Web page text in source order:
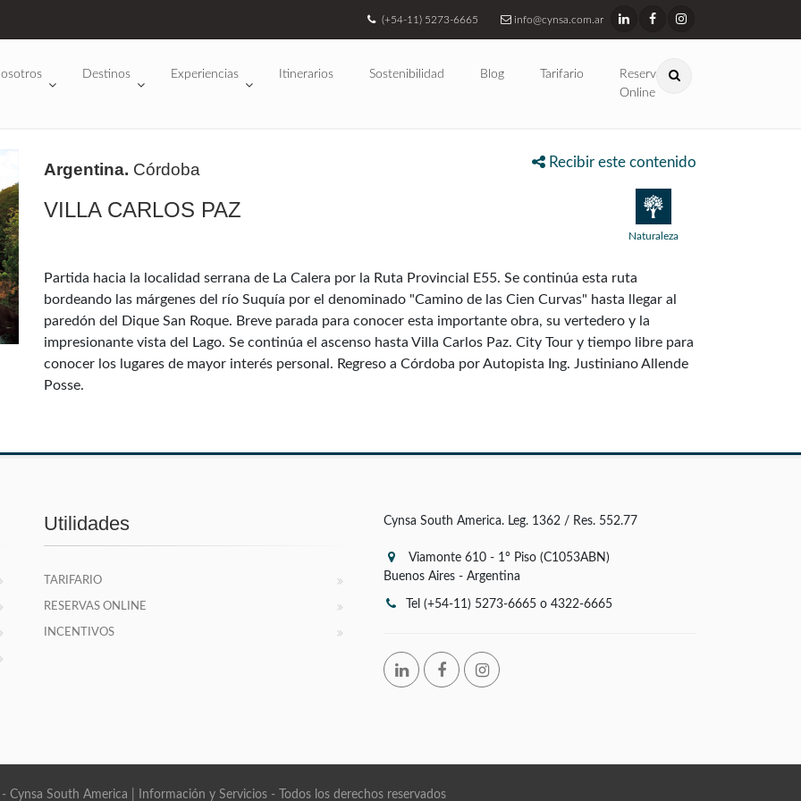
(+54-11) 5273-6665 info@cynsa.com.ar
Destinos Experiencias Itinerarios Sostenibilidad Blog Tarifario
Reservas
Online
Recibir este contenido
Argentina. Córdoba
VILLA CARLOS PAZ
Naturaleza
Partida hacia la localidad serrana de La Calera por la Ruta Provincial E55. Se continúa esta ruta
bordeando las márgenes del río Suquía por el denominado "Camino de las Cien Curvas" hasta llegar al
paredón del Dique San Roque. Breve parada para conocer esta importante obra, su vertedero y la
impresionante vista del Lago. Se continúa el ascenso hasta Villa Carlos Paz. City Tour y tiempo libre para
conocer los lugares de mayor interés personal. Regreso a Córdoba por Autopista Ing. Justiniano Allende
Posse.
Utilidades
TARIFARIO
RESERVAS ONLINE
INCENTIVOS
Cynsa South America. Leg. 1362 / Res. 552.77
Viamonte 610 - 1° Piso (C1053ABN)
Buenos Aires - Argentina
Tel (+54-11) 5273-6665 o 4322-6665
Cynsa South America | Información y Servicios - Todos los derechos reservados